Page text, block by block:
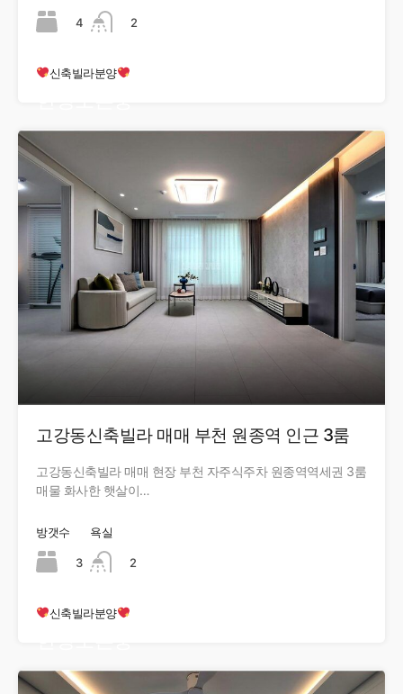
4 2
신축빌라분양
고강동신축빌라 매매 부천 원종역 인근 3룸
고강동신축빌라 매매 현장 부천 자주식주차 원종역역세권 3룸
매물 화사한 햇살이…
방갯수
3
욕실
2
신축빌라분양